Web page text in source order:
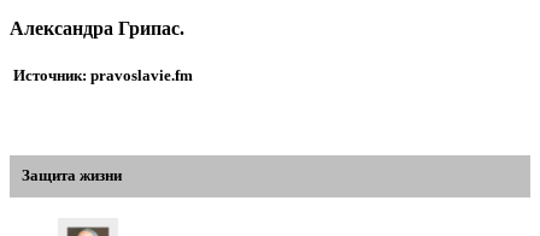
Александра Грипас.
Источник: pravoslavie.fm
Защита жизни